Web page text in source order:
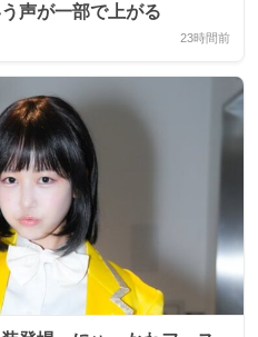
声が一部で上がる
23時間前